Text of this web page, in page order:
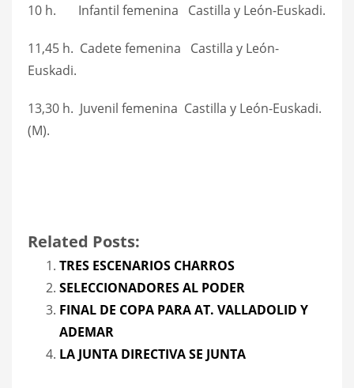
10 h. Infantil femenina Castilla y León-Euskadi.
11,45 h. Cadete femenina Castilla y León-
Euskadi.
13,30 h. Juvenil femenina Castilla y León-Euskadi.
(M).
Related Posts:
TRES ESCENARIOS CHARROS
SELECCIONADORES AL PODER
FINAL DE COPA PARA AT. VALLADOLID Y
ADEMAR
LA JUNTA DIRECTIVA SE JUNTA